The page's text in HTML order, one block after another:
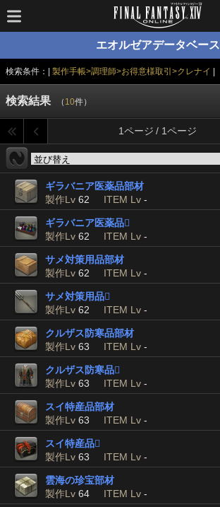
エオルゼアデータベース
検索条件：| 製作手帳>調理師>お得意様取引>クレナイ
検索結果 （ 10件）
1ページ / 1ページ
ギラバニア医薬品部材
製作Lv 62 ITEM Lv -
ギラバニア医薬品
製作Lv 62 ITEM Lv -
サメ対策用品部材
製作Lv 62 ITEM Lv -
サメ対策用品
製作Lv 62 ITEM Lv -
クルザス防寒品部材
製作Lv 63 ITEM Lv -
クルザス防寒品
製作Lv 63 ITEM Lv -
スイ特産品部材
製作Lv 63 ITEM Lv -
スイ特産品
製作Lv 63 ITEM Lv -
雲海の珍宝部材
製作Lv 64 ITEM Lv -